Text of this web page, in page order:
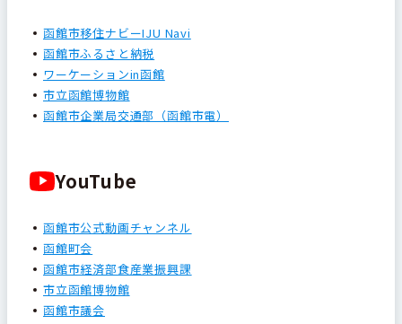
函館市移住ナビーIJU Navi
函館市ふるさと納税
ワーケーションin函館
市立函館博物館
函館市企業局交通部（函館市電）
YouTube
函館市公式動画チャンネル
函館町会
函館市経済部食産業振興課
市立函館博物館
函館市議会